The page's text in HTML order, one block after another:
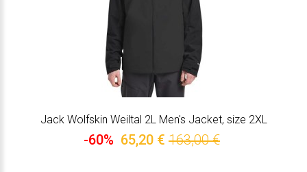
Jack Wolfskin Weiltal 2L Men's Jacket, size 2XL
-60% 65,20 € 163,00 €